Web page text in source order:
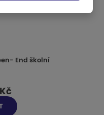
End školní